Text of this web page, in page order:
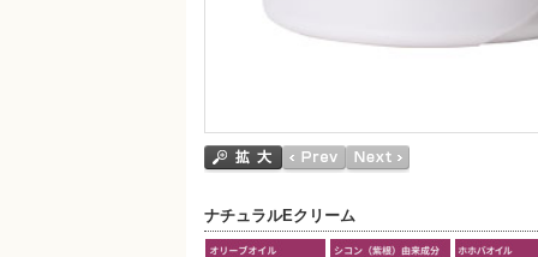
ナチュラルEクリーム